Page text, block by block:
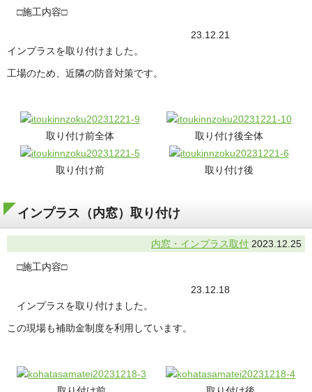
□施工内容□
23.12.21
インプラスを取り付けました。
工場のため、近隣の防音対策です。
取り付け前全体 取り付け後全体
取り付け前 取り付け後
インプラス（内窓）取り付け
内窓・インプラス取付 2023.12.25
□施工内容□
23.12.18
インプラスを取り付けました。
この現場も補助金制度を利用しています。